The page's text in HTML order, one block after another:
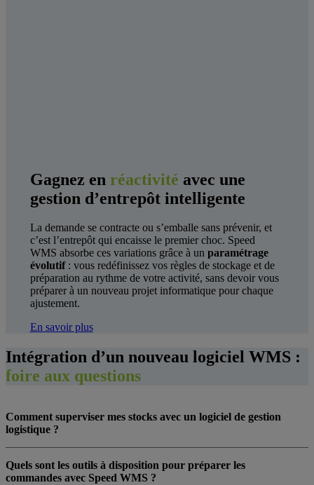
Gagnez en réactivité avec une
gestion d’entrepôt intelligente
La demande se contracte ou s’emballe sans prévenir, et
c’est l’entrepôt qui encaisse le premier choc. Speed
WMS absorbe ces variations grâce à un paramétrage
évolutif: vous redéfinissez vos règles de stockage et de
préparation au rythme de votre activité, sans devoir vous
préparer à un nouveau projet informatique pour chaque
ajustement.
En savoir plus
Intégration d’un nouveau logiciel WMS :
foire aux questions
Comment superviser mes stocks avec un logiciel de gestion
logistique ?
Quels sont les outils à disposition pour préparer les
commandes avec Speed WMS ?